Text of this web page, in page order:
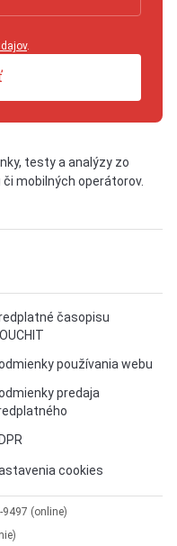
.
testy a analýzy zo
mobilných operátorov.
časopisu
používania webu
predaja
cookies
9497 (online)